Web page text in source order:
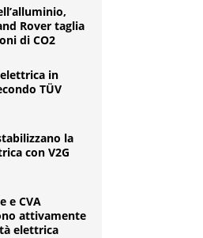
Rover taglia
di CO2
in
TÜV
la
con V2G
e CVA
attivamente
elettrica